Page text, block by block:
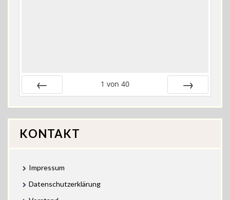
1 von 40
KONTAKT
Impressum
Datenschutzerklärung